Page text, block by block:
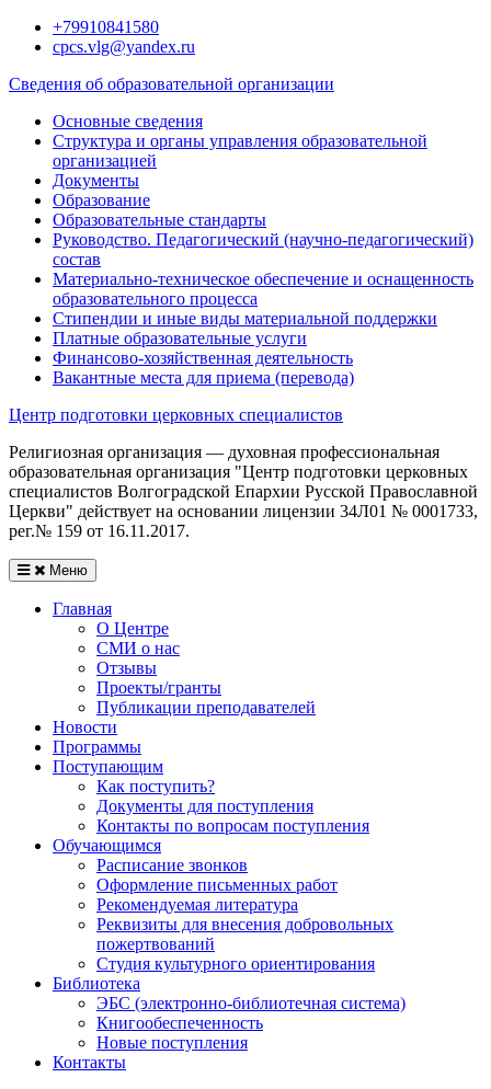
Перейти+79910841580
cpcs.vlg@yandex.ru
Сведения об образовательной организации
Основные сведения
Структура и органы управления образовательной
организацией
Документы
Образование
Образовательные стандарты
Руководство. Педагогический (научно-педагогический)
состав
Материально-техническое обеспечение и оснащенность
образовательного процесса
Стипендии и иные виды материальной поддержки
Платные образовательные услуги
Финансово-хозяйственная деятельность
Вакантные места для приема (перевода)
Центр подготовки церковных специалистов
Религиозная организация — духовная профессиональная
образовательная организация "Центр подготовки церковных
специалистов Волгоградской Eпархии Русской Православной
Церкви" действует на основании лицензии 34Л01 № 0001733,
рег.№ 159 от 16.11.2017.
Меню
Главная
О Центре
СМИ о нас
Отзывы
Проекты/гранты
Публикации преподавателей
Новости
Программы
Поступающим
Как поступить?
Документы для поступления
Контакты по вопросам поступления
Обучающимся
Расписание звонков
Оформление письменных работ
Рекомендуемая литература
Реквизиты для внесения добровольных
пожертвований
Студия культурного ориентирования
Библиотека
ЭБС (электронно-библиотечная система)
Книгообеспеченность
Новые поступления
Контакты